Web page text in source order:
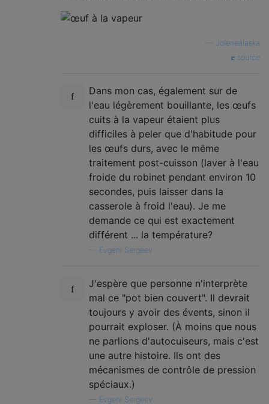
Jolenealaska
source
Dans mon cas, également sur de
l'eau légèrement bouillante, les œufs
cuits à la vapeur étaient plus
difficiles à peler que d'habitude pour
les œufs durs, avec le même
traitement post-cuisson (laver à l'eau
froide du robinet pendant environ 10
secondes, puis laisser dans la
casserole à froid l'eau). Je me
demande ce qui est exactement
différent ... la température?
Evgeni Sergeev
J'espère que personne n'interprète
mal ce "pot bien couvert". Il devrait
toujours y avoir des évents, sinon il
pourrait exploser. (À moins que nous
ne parlions d'autocuiseurs, mais c'est
une autre histoire. Ils ont des
mécanismes de contrôle de pression
spéciaux.)
Evgeni Sergeev